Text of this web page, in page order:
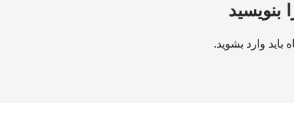
بنویسید
باید وارد بشوید.